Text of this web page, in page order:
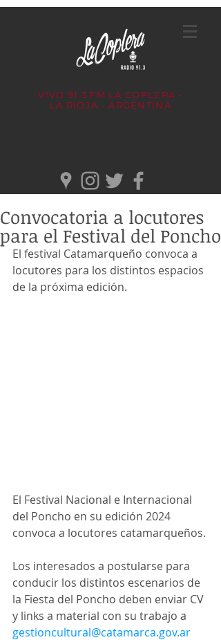
VIVO 91.3 FM LA COPLERA -
LA RIOJA - ARGENTINA
Convocatoria a locutores
para el Festival del Poncho
El festival Catamarqueño convoca a
locutores para los distintos espacios
de la próxima edición.
El Festival Nacional e Internacional
del Poncho en su edición 2024
convoca a locutores catamarqueños.
Los interesados a postularse para
conducir los distintos escenarios de
la Fiesta del Poncho deben enviar CV
y links a material con su trabajo a
gestioncultural@catamarca.gov.ar